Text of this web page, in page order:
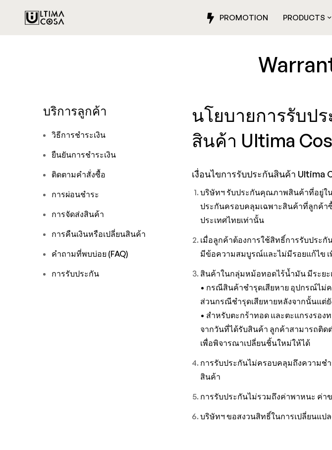
PROMOTION PRODUCTS
บริการลูกค้า
วิธีการชำระเงิน
ยืนยันการชำระเงิน
ติดตามคำสั่งซื้อ
การผ่อนชำระ
การจัดส่งสินค้า
การคืนเงินหรือเปลี่ยนสินค้า
คำถามที่พบบ่อย (FAQ)
การรับประกัน
นโยบายการรับป
สินค้า Ultima
เงื่อนไขการรับประกันสินค้า Ultima
บริษัทฯ รับประกันคุณภาพสินค้าที่อยู่ใ
ประกันครอบคลุมเฉพาะสินค้าที่ลูกค้า
ประเทศไทยเท่านั้น
เมื่อลูกค้าต้องการใช้สิทธิ์การรับประ
มีข้อความสมบูรณ์และไม่มีรอยแก้ไข
สินค้าในกลุ่มหม้อทอดไร้น้ำมัน มีระย
• กรณีสินค้าชำรุดเสียหาย อุปกรณ์ไม่
ส่วนกรณีชำรุดเสียหายหลังจากนั้นแต่
• สำหรับตะกร้าทอด และตะแกรงรอง
จากวันที่ได้รับสินค้า ลูกค้าสามารถติด
เพื่อพิจารณาเปลี่ยนชิ้นใหม่ให้ได้
การรับประกันไม่ครอบคลุมถึงความช
สินค้า
การรับประกันไม่รวมถึงค่าพาหนะ ค่า
บริษัทฯ ขอสงวนสิทธิ์ในการเปลี่ยนแป